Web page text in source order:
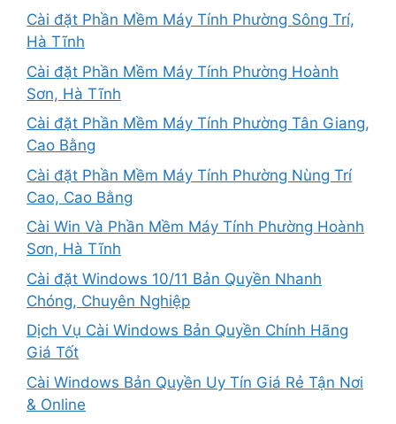
Cài đặt Phần Mềm Máy Tính Phường Sông Trí,
Hà Tĩnh
Cài đặt Phần Mềm Máy Tính Phường Hoành
Sơn, Hà Tĩnh
Cài đặt Phần Mềm Máy Tính Phường Tân Giang,
Cao Bằng
Cài đặt Phần Mềm Máy Tính Phường Nùng Trí
Cao, Cao Bằng
Cài Win Và Phần Mềm Máy Tính Phường Hoành
Sơn, Hà Tĩnh
Cài đặt Windows 10/11 Bản Quyền Nhanh
Chóng, Chuyên Nghiệp
Dịch Vụ Cài Windows Bản Quyền Chính Hãng
Giá Tốt
Cài Windows Bản Quyền Uy Tín Giá Rẻ Tận Nơi
& Online